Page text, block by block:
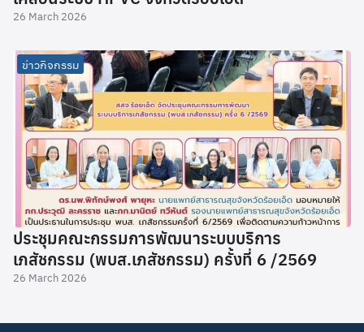
26 March 2026
ข่าวกิจกรรม
ประชุมคณะกรรมการพัฒนาระบบบริการ
เภสัชกรรม (พบส.เภสัชกรรม) ครั้งที่ 6 /2569
26 March 2026